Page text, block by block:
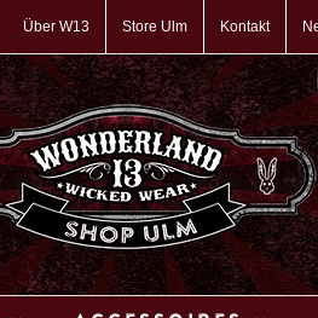
Über W13 Store Ulm Kontakt